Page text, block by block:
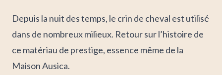
Depuis la nuit des temps, le crin de cheval est utilisé
dans de nombreux milieux. Retour sur l’histoire de
ce matériau de prestige, essence même de la
Maison Ausica.